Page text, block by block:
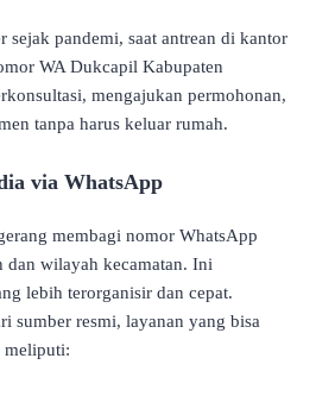
pandemi, saat antrean di kantor
WA Dukcapil Kabupaten
mengajukan permohonan,
tanpa harus keluar rumah.
via WhatsApp
membagi nomor WhatsApp
dan wilayah kecamatan. Ini
lebih terorganisir dan cepat.
sumber resmi, layanan yang bisa
meliputi: